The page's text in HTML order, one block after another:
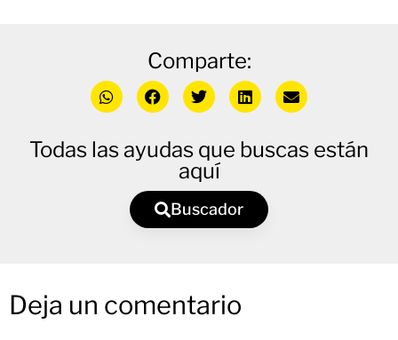
Comparte:
Todas las ayudas que buscas están
aquí
Buscador
Deja un comentario